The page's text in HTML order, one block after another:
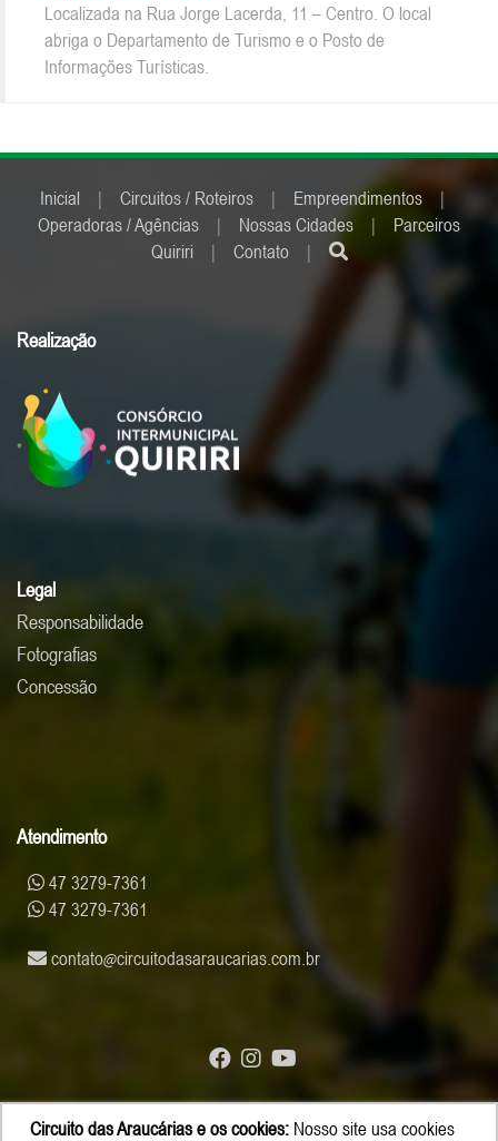
Localizada na Rua Jorge Lacerda, 11 – Centro. O local
abriga o Departamento de Turismo e o Posto de
Informações Turísticas.
Inicial | Circuitos / Roteiros | Empreendimentos
|
Operadoras / Agências
| Nossas Cidades |
Parceiros
Quiriri
| Contato |
Realização
Legal
Responsabilidade
Fotografias
Concessão
Atendimento
47 3279-7361
47 3279-7361
contato circuitodasaraucarias.com.br
© Copyright 2026 - Circuito das Araucárias
Circuito das Araucárias e os cookies: Nosso site usa cookies